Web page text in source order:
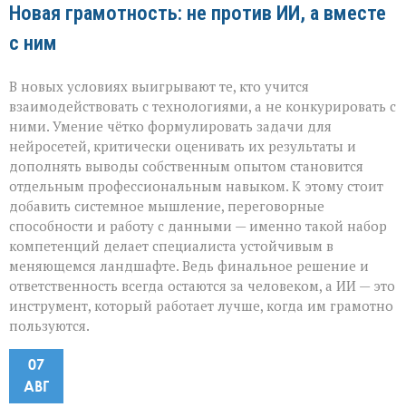
Новая грамотность: не против ИИ, а вместе
с ним
В новых условиях выигрывают те, кто учится
взаимодействовать с технологиями, а не конкурировать с
ними. Умение чётко формулировать задачи для
нейросетей, критически оценивать их результаты и
дополнять выводы собственным опытом становится
отдельным профессиональным навыком. К этому стоит
добавить системное мышление, переговорные
способности и работу с данными — именно такой набор
компетенций делает специалиста устойчивым в
меняющемся ландшафте. Ведь финальное решение и
ответственность всегда остаются за человеком, а ИИ — это
инструмент, который работает лучше, когда им грамотно
пользуются.
07
АВГ